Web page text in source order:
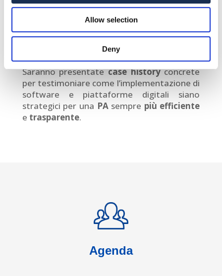
Allow selection
Deny
obblighi previsti dalla recenteRiforma
in merito aidepositi digitali
ad efficientare le richieste provenienti dalla
politica e dalle autorità competenti, come
vigili urbani e servizi sociali.
Saranno presentatecase historyconcrete
per testimoniare come l’implementazione di
software e piattaforme digitali siano
strategici per una PAsempre più efficiente
e trasparente.
Agenda